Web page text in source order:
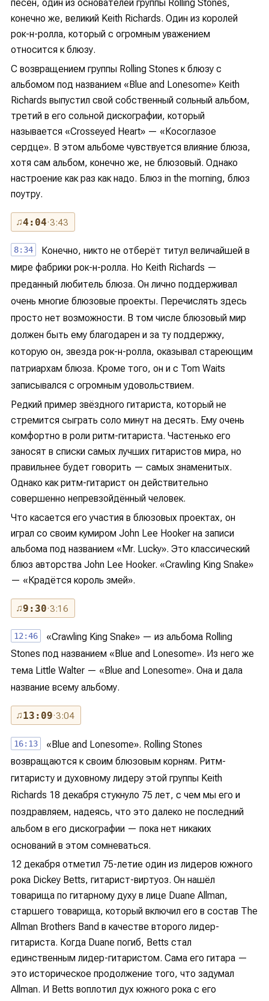
песен, один из основателей группы Rolling Stones,
конечно же, великий Keith Richards. Один из королей
рок-н-ролла, который с огромным уважением
относится к блюзу.
С возвращением группы Rolling Stones к блюзу с
альбомом под названием «Blue and Lonesome» Keith
Richards выпустил свой собственный сольный альбом,
третий в его сольной дискографии, который
называется «Crosseyed Heart» — «Косоглазое
сердце». В этом альбоме чувствуется влияние блюза,
хотя сам альбом, конечно же, не блюзовый. Однако
настроение как раз как надо. Блюз in the morning, блюз
поутру.
♫4:04· 3:43
8:34
Конечно, никто не отберёт титул величайшей в
мире фабрики рок-н-ролла. Но Keith Richards —
преданный любитель блюза. Он лично поддерживал
очень многие блюзовые проекты. Перечислять здесь
просто нет возможности. В том числе блюзовый мир
должен быть ему благодарен и за ту поддержку,
которую он, звезда рок-н-ролла, оказывал стареющим
патриархам блюза. Кроме того, он и с Tom Waits
записывался с огромным удовольствием.
Редкий пример звёздного гитариста, который не
стремится сыграть соло минут на десять. Ему очень
комфортно в роли ритм-гитариста. Частенько его
заносят в списки самых лучших гитаристов мира, но
правильнее будет говорить — самых знаменитых.
Однако как ритм-гитарист он действительно
совершенно непревзойдённый человек.
Что касается его участия в блюзовых проектах, он
играл со своим кумиром John Lee Hooker на записи
альбома под названием «Mr. Lucky». Это классический
блюз авторства John Lee Hooker. «Crawling King Snake»
— «Крадётся король змей».
♫9:30· 3:16
12:46
«Crawling King Snake» — из альбома Rolling
Stones под названием «Blue and Lonesome». Из него же
тема Little Walter — «Blue and Lonesome». Она и дала
название всему альбому.
♫13:09· 3:04
16:13
«Blue and Lonesome». Rolling Stones
возвращаются к своим блюзовым корням. Ритм-
гитаристу и духовному лидеру этой группы Keith
Richards 18 декабря стукнуло 75 лет, с чем мы его и
поздравляем, надеясь, что это далеко не последний
альбом в его дискографии — пока нет никаких
оснований в этом сомневаться.
12 декабря отметил 75-летие один из лидеров южного
рока Dickey Betts, гитарист-виртуоз. Он нашёл
товарища по гитарному духу в лице Duane Allman,
старшего товарища, который включил его в состав The
Allman Brothers Band в качестве второго лидер-
гитариста. Когда Duane погиб, Betts стал
единственным лидер-гитаристом. Сама его гитара —
это историческое продолжение того, что задумал
Allman. И Betts воплотил дух южного рока с его